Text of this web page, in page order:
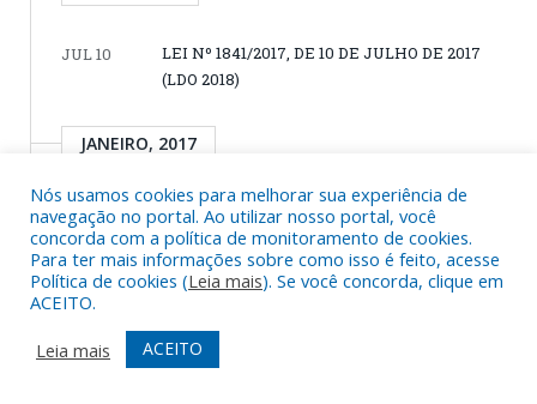
JUL 10
LEI Nº 1841/2017, DE 10 DE JULHO DE 2017
(LDO 2018)
JANEIRO, 2017
JAN 01
RESOLUÇÕES 2017
JAN 01
DECRETOS 2017
DEZEMBRO, 2016
LEI Nº 1839/2016, DE 07 DE DEZEMBRO DE
Nós usamos cookies para melhorar sua experiência de
navegação no portal. Ao utilizar nosso portal, você
concorda com a política de monitoramento de cookies.
Para ter mais informações sobre como isso é feito, acesse
Política de cookies (Leia mais). Se você concorda, clique em
ACEITO.
Leia mais
ACEITO